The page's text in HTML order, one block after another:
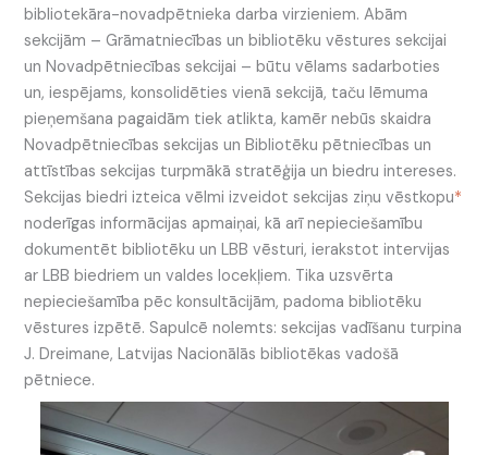
bibliotekāra-novadpētnieka darba virzieniem. Abām
sekcijām – Grāmatniecības un bibliotēku vēstures sekcijai
un Novadpētniecības sekcijai – būtu vēlams sadarboties
un, iespējams, konsolidēties vienā sekcijā, taču lēmuma
pieņemšana pagaidām tiek atlikta, kamēr nebūs skaidra
Novadpētniecības sekcijas un Bibliotēku pētniecības un
attīstības sekcijas turpmākā stratēģija un biedru intereses.
Sekcijas biedri izteica vēlmi izveidot sekcijas ziņu vēstkopu*
noderīgas informācijas apmaiņai, kā arī nepieciešamību
dokumentēt bibliotēku un LBB vēsturi, ierakstot intervijas
ar LBB biedriem un valdes locekļiem. Tika uzsvērta
nepieciešamība pēc konsultācijām, padoma bibliotēku
vēstures izpētē. Sapulcē nolemts: sekcijas vadīšanu turpina
J. Dreimane, Latvijas Nacionālās bibliotēkas vadošā
pētniece.